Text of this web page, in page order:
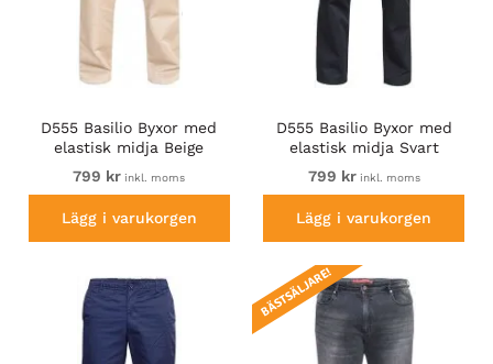
D555 Basilio Byxor med
elastisk midja Beige
799 kr inkl. moms
Lägg i varukorgen
D555 Basilio Byxor med
elastisk midja Svart
799 krinkl. moms
Lägg i varukorgen
BÄSTSÄLJARE!